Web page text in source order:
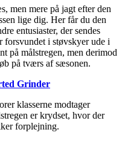
men mere på jagt efter den
lige dig. Her får du den
entusiaster, der sendes
forsvundet i støvskyer ude i
på målstregen, men derimod
på tværs af sæsonen.
Grinder
klasserne modtager
er krydset, hvor der
forplejning.